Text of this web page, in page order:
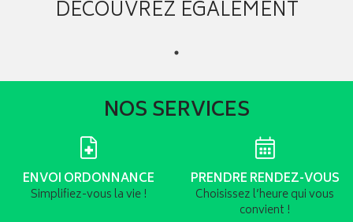
DÉCOUVREZ ÉGALEMENT
NOS SERVICES
ENVOI ORDONNANCE
Simplifiez-vous la vie !
PRENDRE RENDEZ-VOUS
Choisissez l’heure qui vous
convient !